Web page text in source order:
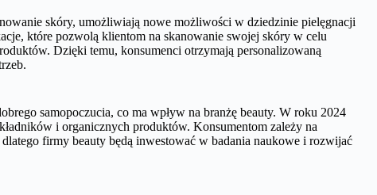
skóry, umożliwiają nowe możliwości w dziedzinie pielęgnacji
które pozwolą klientom na skanowanie swojej skóry w celu
Dzięki temu, konsumenci otrzymają personalizowaną
samopoczucia, co ma wpływ na branżę beauty. W roku 2024
i organicznych produktów. Konsumentom zależy na
firmy beauty będą inwestować w badania naukowe i rozwijać